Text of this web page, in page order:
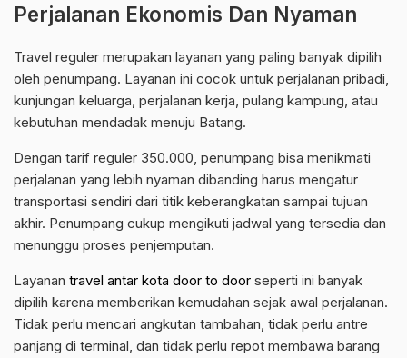
Perjalanan Ekonomis Dan Nyaman
Travel reguler merupakan layanan yang paling banyak dipilih
oleh penumpang. Layanan ini cocok untuk perjalanan pribadi,
kunjungan keluarga, perjalanan kerja, pulang kampung, atau
kebutuhan mendadak menuju Batang.
Dengan tarif reguler 350.000, penumpang bisa menikmati
perjalanan yang lebih nyaman dibanding harus mengatur
transportasi sendiri dari titik keberangkatan sampai tujuan
akhir. Penumpang cukup mengikuti jadwal yang tersedia dan
menunggu proses penjemputan.
Layanan travel antar kota door to door seperti ini banyak
dipilih karena memberikan kemudahan sejak awal perjalanan.
Tidak perlu mencari angkutan tambahan, tidak perlu antre
panjang di terminal, dan tidak perlu repot membawa barang